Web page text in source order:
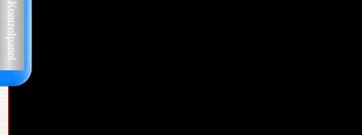
Kontrolpanel